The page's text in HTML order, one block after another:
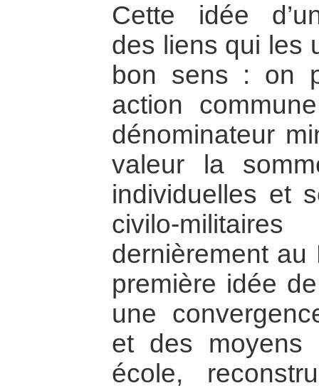
Cette idée
des liens qui les
bon sens : on
action
dénominateur
valeur la
individuelles et
civilo-
dernièrement
première idée
une
et des moyens
école,